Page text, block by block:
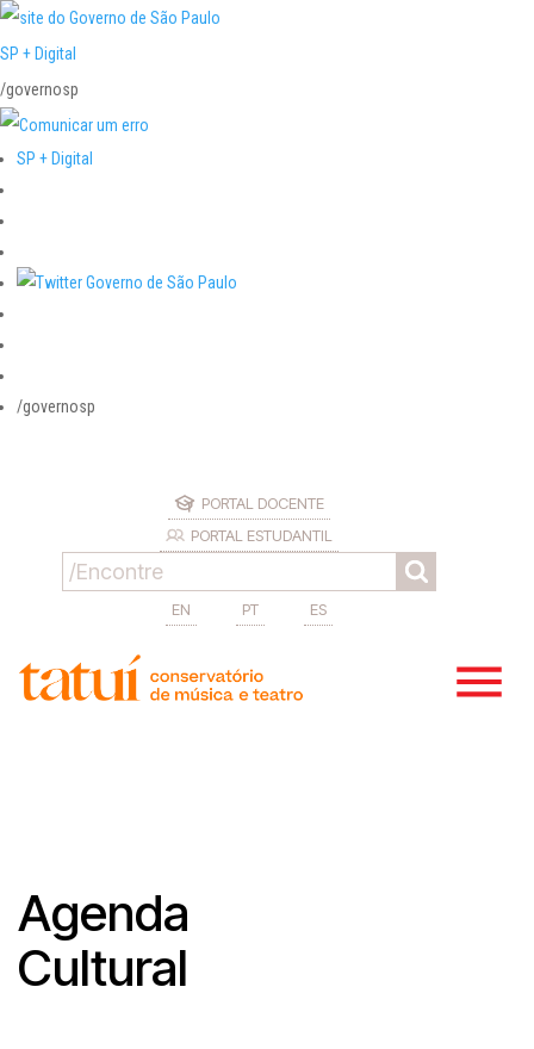
SP + Digital
/governosp
SP + Digital
/governosp
PORTAL DOCENTE
PORTAL ESTUDANTIL
EN PT ES
Agenda
Cultural